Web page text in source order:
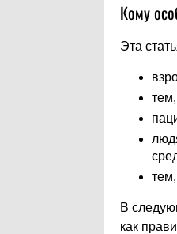
Кому
Эта
В
как